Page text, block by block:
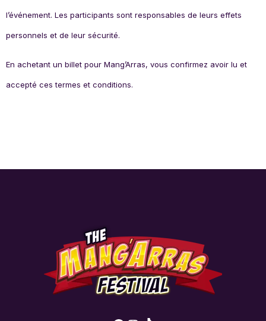
l’événement. Les participants sont responsables de leurs effets
personnels et de leur sécurité.
En achetant un billet pour Mang’Arras, vous confirmez avoir lu et
accepté ces termes et conditions.